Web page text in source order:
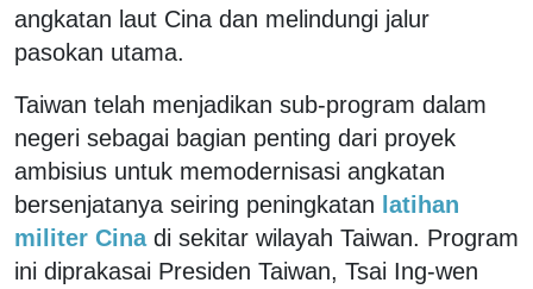
angkatan laut Cina dan melindungi jalur
pasokan utama.
Taiwan telah menjadikan sub-program dalam
negeri sebagai bagian penting dari proyek
ambisius untuk memodernisasi angkatan
bersenjatanya seiring peningkatan latihan
militer Cina di sekitar wilayah Taiwan. Program
ini diprakasai Presiden Taiwan, Tsai Ing-wen